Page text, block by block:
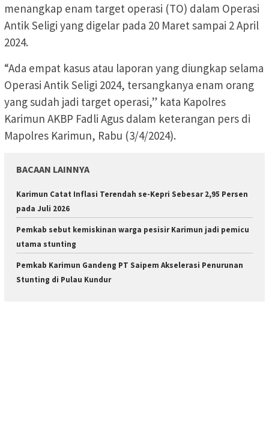
menangkap enam target operasi (TO) dalam Operasi
Antik Seligi yang digelar pada 20 Maret sampai 2 April
2024.
“Ada empat kasus atau laporan yang diungkap selama
Operasi Antik Seligi 2024, tersangkanya enam orang
yang sudah jadi target operasi,” kata Kapolres
Karimun AKBP Fadli Agus dalam keterangan pers di
Mapolres Karimun, Rabu (3/4/2024).
BACAAN LAINNYA
Karimun Catat Inflasi Terendah se-Kepri Sebesar 2,95 Persen
pada Juli 2026
Pemkab sebut kemiskinan warga pesisir Karimun jadi pemicu
utama stunting
Pemkab Karimun Gandeng PT Saipem Akselerasi Penurunan
Stunting di Pulau Kundur